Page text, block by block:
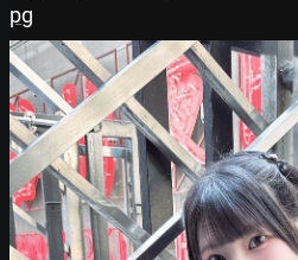
pg